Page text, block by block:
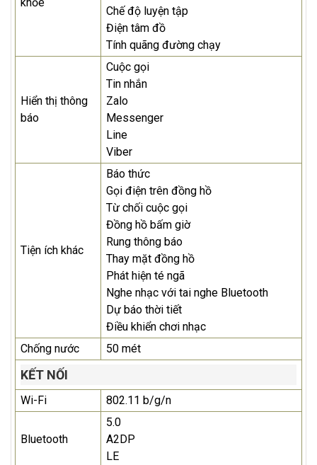
Chế độ luyện tập
Điện tâm đồ
Tính quãng đường chạy
Hiển thị thông
báo
Cuộc gọi
Tin nhắn
Zalo
Messenger
Line
Viber
Tiện ích khác
Báo thức
Gọi điện trên đồng hồ
Từ chối cuộc gọi
Đồng hồ bấm giờ
Rung thông báo
Thay mặt đồng hồ
Phát hiện té ngã
Nghe nhạc với tai nghe Bluetooth
Dự báo thời tiết
Điều khiển chơi nhạc
Chống nước
50 mét
KẾT NỐI
Wi-Fi 802.11 b/g/n
Bluetooth
5.0
A2DP
LE